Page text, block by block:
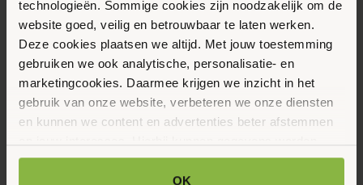
technologieën. Sommige cookies zijn noodzakelijk om de
website goed, veilig en betrouwbaar te laten werken.
Deze cookies plaatsen we altijd. Met jouw toestemming
gebruiken we ook analytische, personalisatie- en
marketingcookies. Daarmee krijgen we inzicht in het
gebruik van onze website, verbeteren we onze diensten
en kunnen we content en advertenties beter afstemmen
gedeeld met externe partners.
OK
Donderdag
20
Augustus 2026
09:00 - 10:00
Dorpsstraat 28, Lunteren